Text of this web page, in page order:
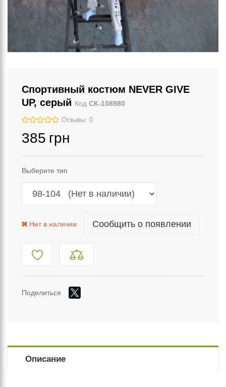
Спортивный костюм NEVER GIVE
UP, серый Код СК-108980
Отзывы: 0
385 грн
Выберите тип
Нет в наличии Сообщить о появлении
Поделиться
Описание